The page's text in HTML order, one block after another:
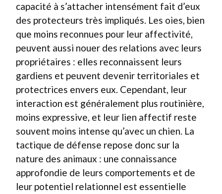
capacité à s’attacher intensément fait d’eux
des protecteurs très impliqués. Les oies, bien
que moins reconnues pour leur affectivité,
peuvent aussi nouer des relations avec leurs
propriétaires : elles reconnaissent leurs
gardiens et peuvent devenir territoriales et
protectrices envers eux. Cependant, leur
interaction est généralement plus routinière,
moins expressive, et leur lien affectif reste
souvent moins intense qu’avec un chien. La
tactique de défense repose donc sur la
nature des animaux : une connaissance
approfondie de leurs comportements et de
leur potentiel relationnel est essentielle